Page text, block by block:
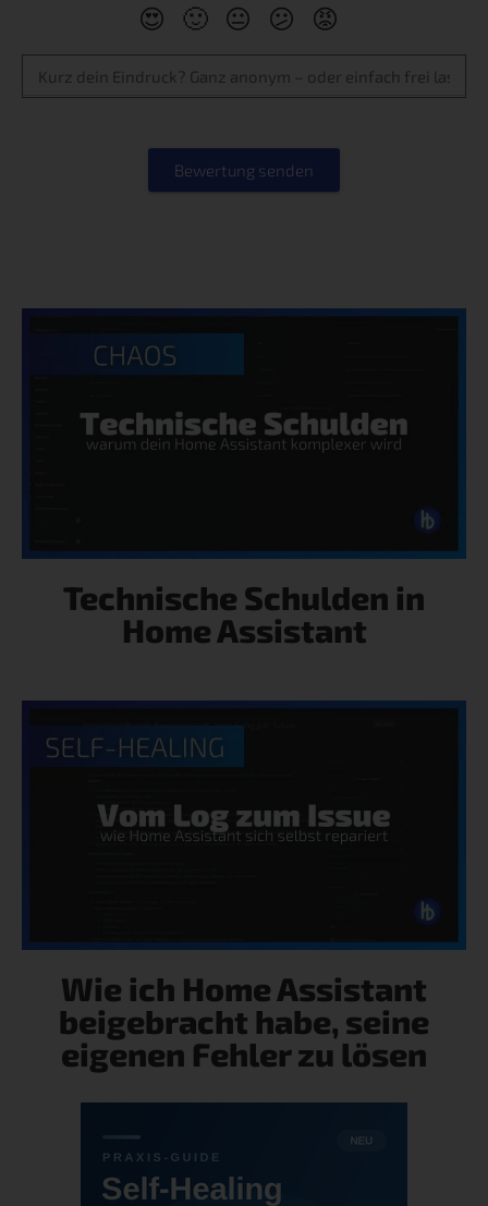
😍 🙂 😐 😕 😡
Bewertung senden
Technische Schulden in
Home Assistant
Wie ich Home Assistant
beigebracht habe, seine
eigenen Fehler zu lösen